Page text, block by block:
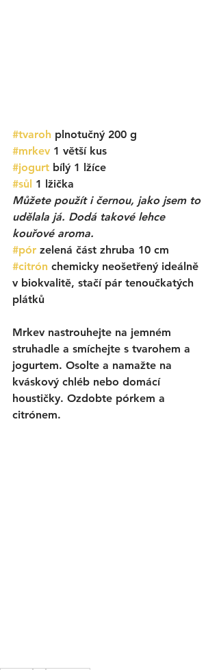
#tvaroh plnotučný 200 g
#mrkev 1 větší kus
#jogurt bílý 1 lžíce
#sůl 1 lžička
Můžete použít i černou, jako jsem to
udělala já. Dodá takové lehce
kouřové aroma.
#pór zelená část zhruba 10 cm
#citrón chemicky neošetřený ideálně
v biokvalitě, stačí pár tenoučkatých
plátků
Mrkev nastrouhejte na jemném
struhadle a smíchejte s tvarohem a
jogurtem. Osolte a namažte na
kváskový chléb nebo domácí
houstičky. Ozdobte pórkem a
citrónem.